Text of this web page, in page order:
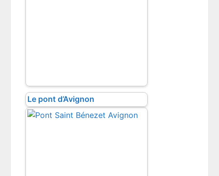
Le pont d’Avignon